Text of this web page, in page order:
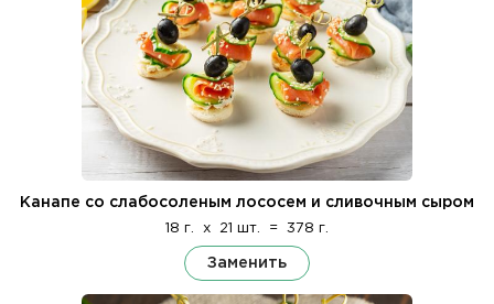
Канапе со слабосоленым лососем и сливочным сыром
18 г. x 21 шт. = 378 г.
Заменить